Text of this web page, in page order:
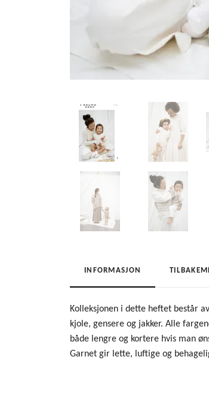
INFORMASJON
Kolleksjonen i dette heftet består
kjole, gensere og jakker. Alle
både lengre og kortere hvis man
Garnet gir lette, luftige og